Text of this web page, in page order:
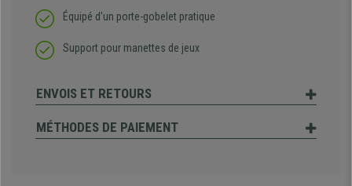
Équipé d'un porte-gobelet pratique
Support pour manettes de jeux
ENVOIS ET RETOURS
MÉTHODES DE PAIEMENT